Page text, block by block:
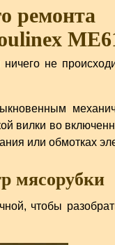
ремонта
не
вилки во
или обмотках
мясорубки
чтобы